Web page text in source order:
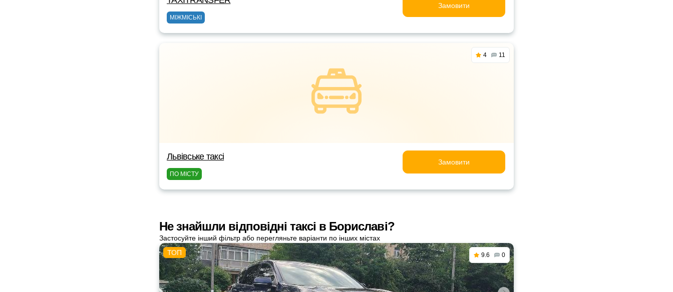
МІЖМІСЬКІ
Замовити
4 11
Львівське таксі
ПО МІСТУ
Замовити
Не знайшли відповідні таксі в Бориславі?
Застосуйте інший фільтр або перегляньте варіанти по інших містах
9.6 0